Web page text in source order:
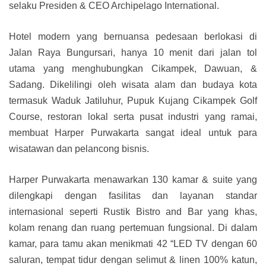
selaku Presiden & CEO Archipelago International.
Hotel modern yang bernuansa pedesaan berlokasi di
Jalan Raya Bungursari, hanya 10 menit dari jalan tol
utama yang menghubungkan Cikampek, Dawuan, &
Sadang. Dikelilingi oleh wisata alam dan budaya kota
termasuk Waduk Jatiluhur, Pupuk Kujang Cikampek Golf
Course, restoran lokal serta pusat industri yang ramai,
membuat Harper Purwakarta sangat ideal untuk para
wisatawan dan pelancong bisnis.
Harper Purwakarta menawarkan 130 kamar & suite yang
dilengkapi dengan fasilitas dan layanan standar
internasional seperti Rustik Bistro and Bar yang khas,
kolam renang dan ruang pertemuan fungsional. Di dalam
kamar, para tamu akan menikmati 42 “LED TV dengan 60
saluran, tempat tidur dengan selimut & linen 100% katun,